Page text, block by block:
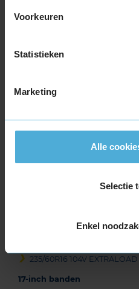
Voorkeuren
Statistieken
Marketing
Alle
Selectie
Enkel
185/55R16 87V EXTRALOAD
195/50R16 88V EXTRALOAD
195/60R16 93V EXTRALOAD
205/55R16 91H
205/60R16 96V EXTRALOAD
215/55R16 97V EXTRALOAD
225/55R16 99W EXTRALOAD
235/60R16 104V EXTRALOAD
17-inch banden